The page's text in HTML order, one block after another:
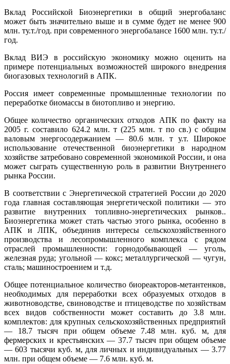
Вклад Российской Биоэнергетики в общий энергобаланс
может быть значительно выше и в сумме будет не менее 900
млн. ту.т./год. при современного энергобалансе 1600 млн. ту.т./
год.
Вклад ВИЭ в российскую экономику можно оценить на
примере потенциальных возможностей широкого внедрения
биогазовых технологий в АПК.
Россия имеет современные промышленные технологии по
переработке биомассы в биотопливо и энергию.
Общее количество органических отходов АПК по факту на
2005 г. составило 624.2 млн. т (225 млн. т по св.) с общим
валовым энергосодержанием — 80.6 млн. т у.т. Широкое
использование отечественной биоэнергетики в народном
хозяйстве затребовано современной экономикой России, и она
может сыграть существенную роль в развитии Внутреннего
рынка России.
В соответствии с Энергетической стратегией России до 2020
года главная составляющая энергетической политики — это
развитие внутренних топливно-энергетических рынков..
Биоэнергетика может стать частью этого рынка, особенно в
АПК и ЛПК, объединив интересы сельскохозяйственного
производства и лесопромышленного комплекса с рядом
отраслей промышленности: горнодобывающей — уголь,
железная руда; угольной — кокс; металлургической — чугун,
сталь; машиностроением и т.д.
Общее потенциальное количество биореакторов-метантенков,
необходимых для переработки всех образуемых отходов в
животноводстве, свиноводстве и птицеводстве по хозяйствам
всех видов собственности может составить до 3.8 млн.
комплектов: для крупных сельскохозяйственных предприятий
— 18.7 тысяч при общем объеме 7.48 млн. куб. м, для
фермерских и крестьянских — 37.7 тысяч при общем объеме
— 603 тысячи куб. м, для личных и индивидуальных — 3.77
млн. при общем объеме — 7.6 млн. куб. м.